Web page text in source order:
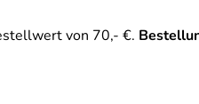
von 70,- €.